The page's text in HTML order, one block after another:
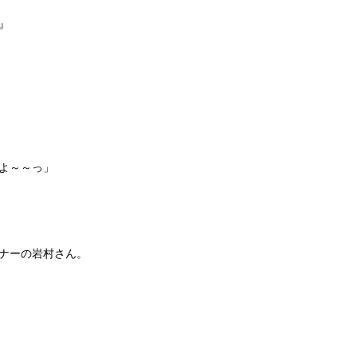
～～っ」
の岩村さん。